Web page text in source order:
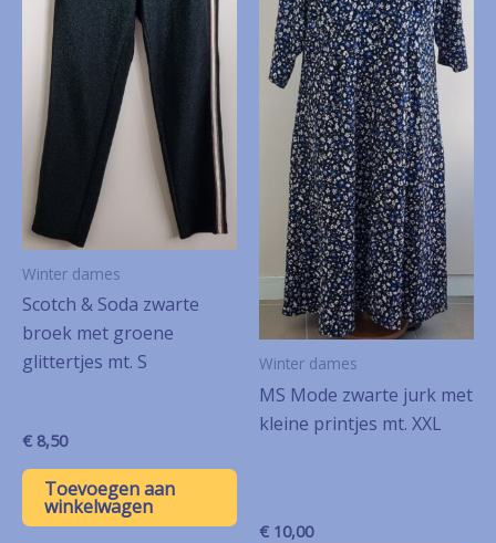
Winter dames
Scotch & Soda zwarte
broek met groene
glittertjes mt. S
€ 8,50
Toevoegen aan
winkelwagen
Winter dames
MS Mode zwarte jurk met
kleine printjes mt. XXL
€ 10,00